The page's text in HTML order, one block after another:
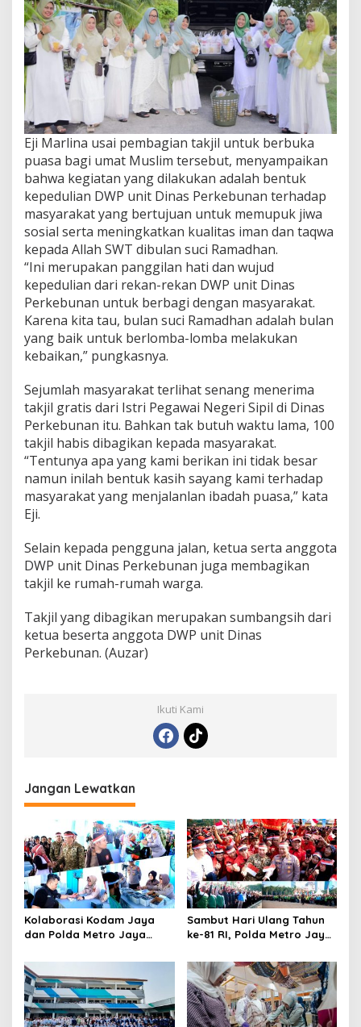
Eji Marlina usai pembagian takjil untuk berbuka
puasa bagi umat Muslim tersebut, menyampaikan
bahwa kegiatan yang dilakukan adalah bentuk
kepedulian DWP unit Dinas Perkebunan terhadap
masyarakat yang bertujuan untuk memupuk jiwa
sosial serta meningkatkan kualitas iman dan taqwa
kepada Allah SWT dibulan suci Ramadhan.
“Ini merupakan panggilan hati dan wujud
kepedulian dari rekan-rekan DWP unit Dinas
Perkebunan untuk berbagi dengan masyarakat.
Karena kita tau, bulan suci Ramadhan adalah bulan
yang baik untuk berlomba-lomba melakukan
kebaikan,” pungkasnya.
Sejumlah masyarakat terlihat senang menerima
takjil gratis dari Istri Pegawai Negeri Sipil di Dinas
Perkebunan itu. Bahkan tak butuh waktu lama, 100
takjil habis dibagikan kepada masyarakat.
“Tentunya apa yang kami berikan ini tidak besar
namun inilah bentuk kasih sayang kami terhadap
masyarakat yang menjalanlan ibadah puasa,” kata
Eji.
Selain kepada pengguna jalan, ketua serta anggota
DWP unit Dinas Perkebunan juga membagikan
takjil ke rumah-rumah warga.
Takjil yang dibagikan merupakan sumbangsih dari
ketua beserta anggota DWP unit Dinas
Perkebunan. (Auzar)
Ikuti Kami
Jangan Lewatkan
Kolaborasi Kodam Jaya
dan Polda Metro Jaya
Sambut Hari Ulang Tahun
ke-81 RI, Polda Metro Jaya